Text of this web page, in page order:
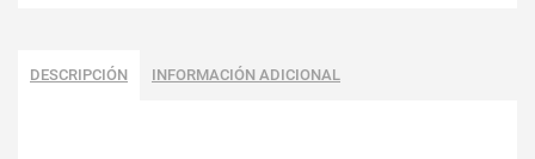
DESCRIPCIÓN INFORMACIÓN ADICIONAL